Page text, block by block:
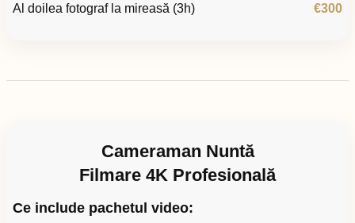
Al doilea fotograf la mireasă (3h)
€300
Cameraman Nuntă
Filmare 4K Profesională
Ce include pachetul video: